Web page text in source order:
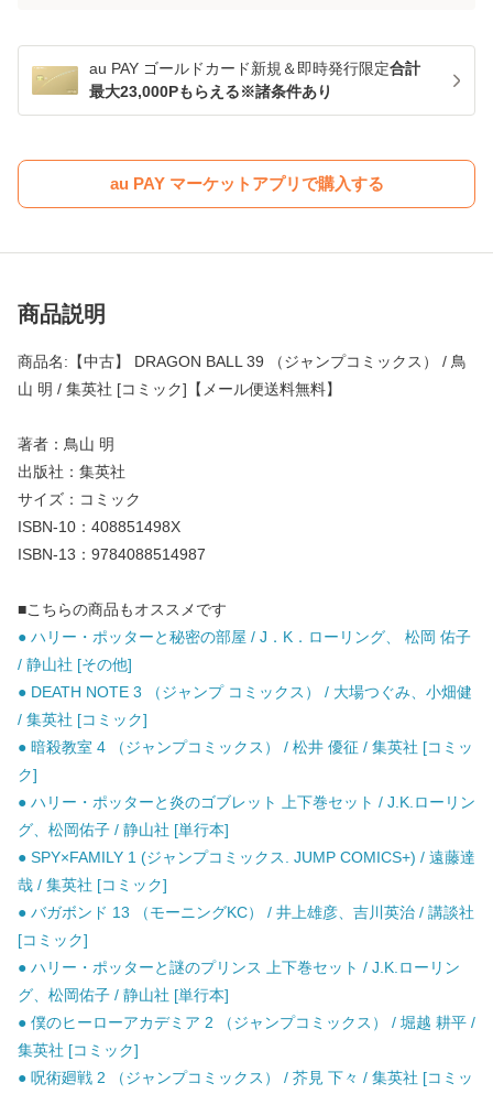
au PAY ゴールドカード新規＆即時発行限定合計
最大23,000Pもらえる※諸条件あり
au PAY マーケットアプリで購入する
商品説明
商品名:【中古】 DRAGON BALL 39 （ジャンプコミックス） / 鳥
山 明 / 集英社 [コミック]【メール便送料無料】
著者：鳥山 明
出版社：集英社
サイズ：コミック
ISBN-10：408851498X
ISBN-13：9784088514987
■こちらの商品もオススメです
● ハリー・ポッターと秘密の部屋 / J．K．ローリング、 松岡 佑子
/ 静山社 [その他]
● DEATH NOTE 3 （ジャンプ コミックス） / 大場つぐみ、小畑健
/ 集英社 [コミック]
● 暗殺教室 4 （ジャンプコミックス） / 松井 優征 / 集英社 [コミッ
ク]
● ハリー・ポッターと炎のゴブレット 上下巻セット / J.K.ローリン
グ、松岡佑子 / 静山社 [単行本]
● SPY×FAMILY 1 (ジャンプコミックス. JUMP COMICS+) / 遠藤達
哉 / 集英社 [コミック]
● バガボンド 13 （モーニングKC） / 井上雄彦、吉川英治 / 講談社
[コミック]
● ハリー・ポッターと謎のプリンス 上下巻セット / J.K.ローリン
グ、松岡佑子 / 静山社 [単行本]
● 僕のヒーローアカデミア 2 （ジャンプコミックス） / 堀越 耕平 /
集英社 [コミック]
● 呪術廻戦 2 （ジャンプコミックス） / 芥見 下々 / 集英社 [コミッ